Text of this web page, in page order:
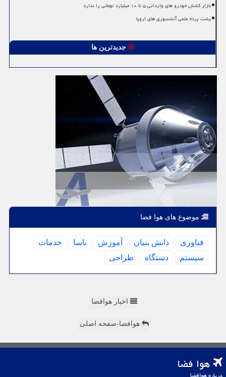
بازار کشش خودرو های وارداتی ۵ تا ۱۰ میلیارد تومانی را ندارد
پشت پرده علمی آتشسوزی های اروپا
جدیدترین ها
موضوع های هوا فضا
فناوری دانش بنیان آموزش ناسا
خدمات
سیستم
دستگاه طراحی
اخبار هوافضا
هوافضا-صفحه اصلی
هوا فضا